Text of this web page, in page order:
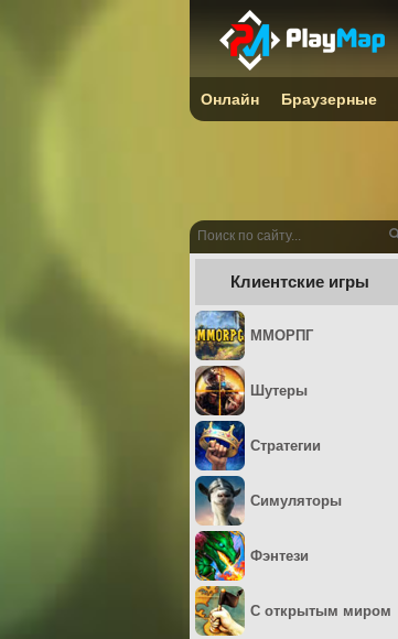
Клиентские игры
ММОРПГ
Шутеры
Стратегии
Симуляторы
Фэнтези
С открытым миром
Онлайн Браузерные